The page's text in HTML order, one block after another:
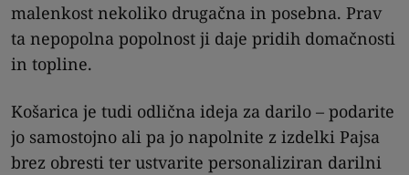
malenkost nekoliko drugačna in posebna. Prav
ta nepopolna popolnost ji daje pridih domačnosti
in topline.
Košarica je tudi odlična ideja za darilo – podarite
jo samostojno ali pa jo napolnite z izdelki Pajsa
brez obresti ter ustvarite personaliziran darilni